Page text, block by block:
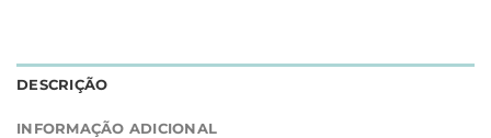
DESCRIÇÃO
INFORMAÇÃO ADICIONAL